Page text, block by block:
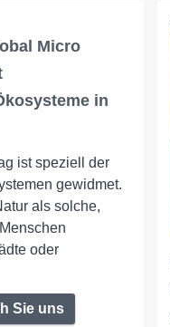
Micro
in
ist speziell der
gewidmet.
als solche,
oder
Sie uns